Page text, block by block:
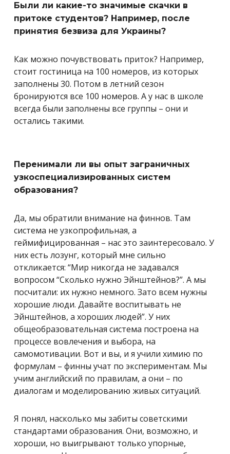
Были ли какие-то значимые скачки в
притоке студентов? Например, после
принятия безвиза для Украины?
Как можно почувствовать приток? Например,
стоит гостиница на 100 номеров, из которых
заполнены 30. Потом в летний сезон
бронируются все 100 номеров. А у нас в школе
всегда были заполнены все группы – они и
остались такими.
Перенимали ли вы опыт заграничных
узкоспециализированных систем
образования?
Да, мы обратили внимание на финнов. Там
система не узкопрофильная, а
геймифицированная – нас это заинтересовало. У
них есть лозунг, который мне сильно
откликается: “Мир никогда не задавался
вопросом “Сколько нужно Эйнштейнов?”. А мы
посчитали: их нужно немного. Зато всем нужны
хорошие люди. Давайте воспитывать не
Эйнштейнов, а хороших людей”. У них
общеобразовательная система построена на
процессе вовлечения и выбора, на
самомотивации. Вот и вы, и я учили химию по
формулам – финны учат по экспериментам. Мы
учим английский по правилам, а они – по
диалогам и моделированию живых ситуаций.
Я понял, насколько мы забиты советскими
стандартами образования. Они, возможно, и
хороши, но выигрывают только упорные,